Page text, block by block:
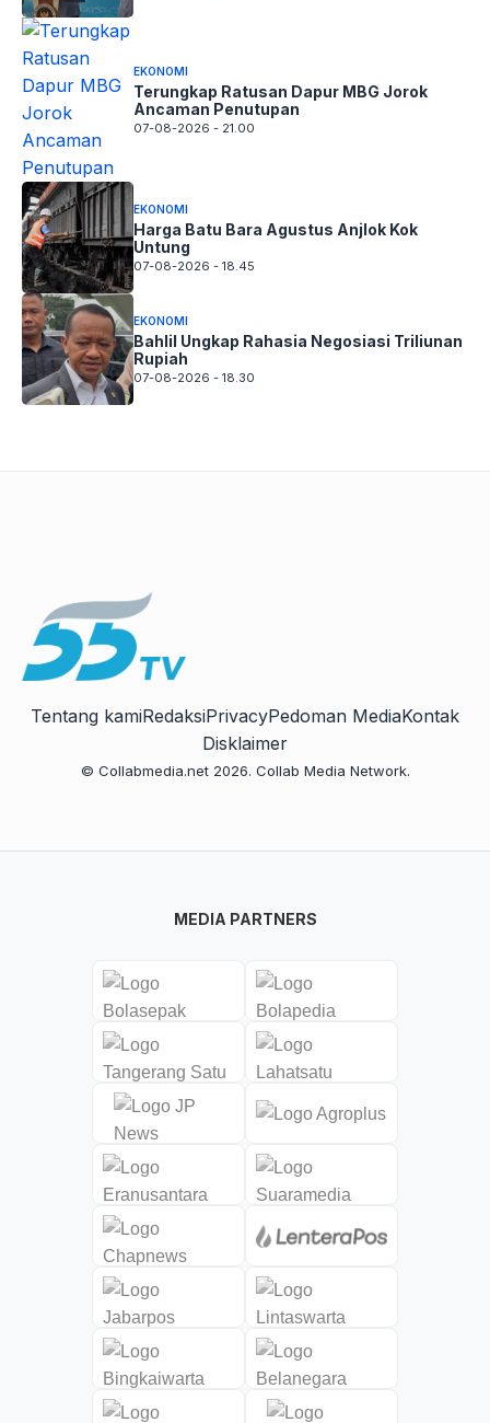
EKONOMI
Terungkap Ratusan Dapur MBG Jorok
Ancaman Penutupan
07-08-2026 - 21.00
EKONOMI
Harga Batu Bara Agustus Anjlok Kok
Untung
07-08-2026 - 18.45
EKONOMI
Bahlil Ungkap Rahasia Negosiasi Triliunan
Rupiah
07-08-2026 - 18.30
Tentang kamiRedaksiPrivacyPedoman MediaKontak
Disklaimer
© Collabmedia.net 2026. Collab Media Network.
MEDIA PARTNERS